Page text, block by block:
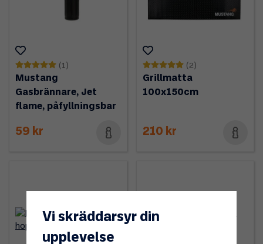
(1)
Mustang
Gasbrännare, Jet
flame, påfyllningsbar
59 kr
(2)
Grillmatta
100x150cm
210 kr
Vi skräddarsyr din
upplevelse